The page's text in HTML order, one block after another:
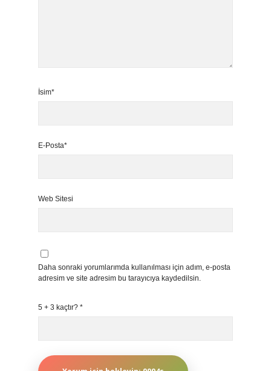
İsim*
E-Posta*
Web Sitesi
Daha sonraki yorumlarımda kullanılması için adım, e-posta
adresim ve site adresim bu tarayıcıya kaydedilsin.
5 + 3 kaçtır? *